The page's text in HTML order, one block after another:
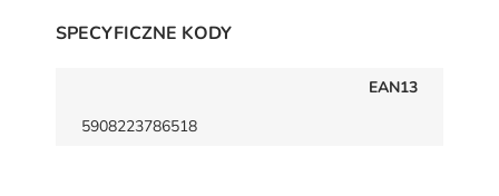
SPECYFICZNE KODY
EAN13
5908223786518